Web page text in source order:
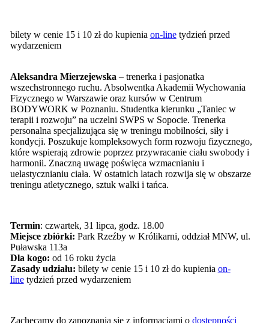
bilety w cenie 15 i 10 zł do kupienia on-linetydzień przed
wydarzeniem
Aleksandra Mierzejewska – trenerka i pasjonatka
wszechstronnego ruchu. Absolwentka Akademii Wychowania
Fizycznego w Warszawie oraz kursów w Centrum
BODYWORK w Poznaniu. Studentka kierunku „Taniec w
terapii i rozwoju” na uczelni SWPS w Sopocie. Trenerka
personalna specjalizująca się w treningu mobilności, siły i
kondycji. Poszukuje kompleksowych form rozwoju fizycznego,
które wspierają zdrowie poprzez przywracanie ciału swobody i
harmonii. Znaczną uwagę poświęca wzmacnianiu i
uelastycznianiu ciała. W ostatnich latach rozwija się w obszarze
treningu atletycznego, sztuk walki i tańca.
Termin: czwartek, 31 lipca, godz. 18.00
Miejsce zbiórki: Park Rzeźby w Królikarni, oddział MNW, ul.
Puławska 113a
Dla kogo: od 16 roku życia
Zasady udziału: bilety w cenie 15 i 10 zł do kupienia on-
linetydzień przed wydarzeniem
Zachęcamy do zapoznania się z informacjami o dostępności